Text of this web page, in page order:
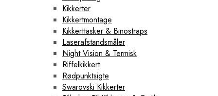
Kikkerter
Kikkertmontage
Kikkerttasker & Binostraps
Laserafstandsmåler
Night Vision & Termisk
Riffelkikkert
Rødpunktsigte
Swarovski Kikkerter